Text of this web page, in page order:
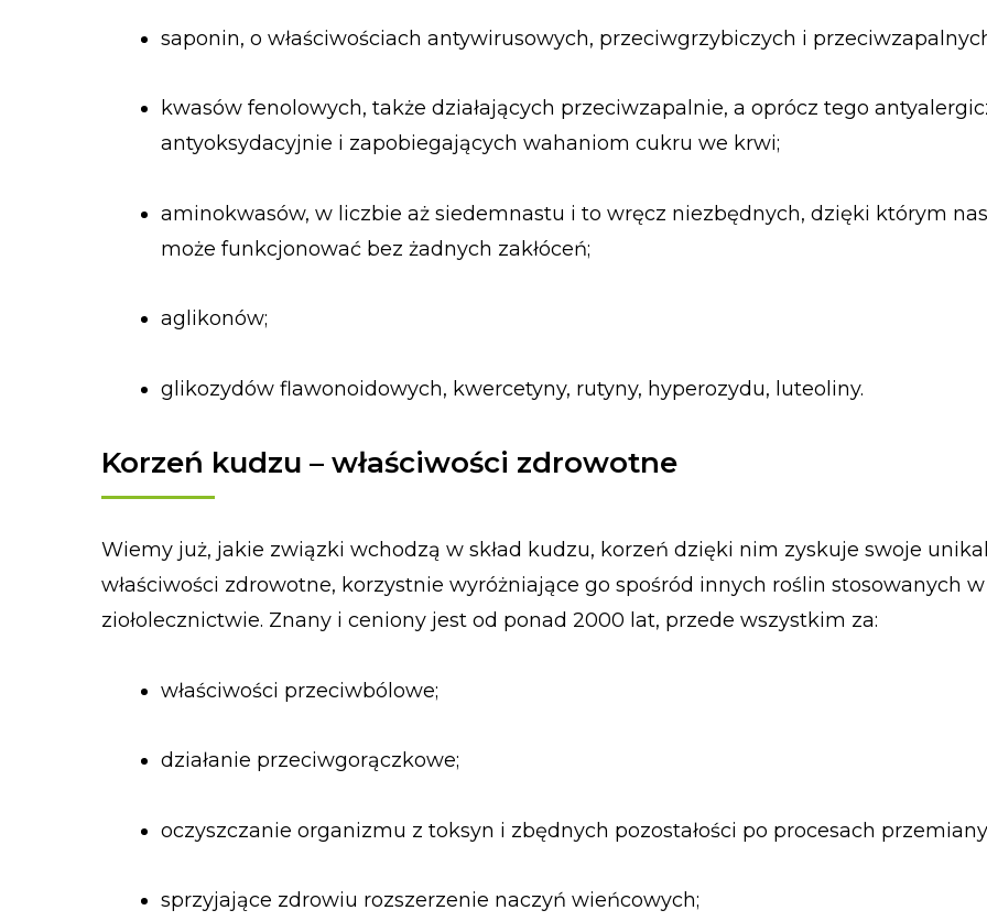
saponin, o właściwościach antywirusowych, przeciwgrzybiczych i
kwasów fenolowych, także działających przeciwzapalnie, a oprócz tego
antyoksydacyjnie i zapobiegających wahaniom cukru we krwi;
aminokwasów, w liczbie aż siedemnastu i to wręcz niezbędnych, dzięki którym
może funkcjonować bez żadnych zakłóceń;
aglikonów;
glikozydów flawonoidowych, kwercetyny, rutyny, hyperozydu, luteoliny.
Korzeń kudzu – właściwości zdrowotne
Wiemy już, jakie związki wchodzą w skład kudzu, korzeń dzięki nim zyskuje swoje
właściwości zdrowotne, korzystnie wyróżniające go spośród innych roślin stosowanych w
ziołolecznictwie. Znany i ceniony jest od ponad 2000 lat, przede wszystkim za:
właściwości przeciwbólowe;
działanie przeciwgorączkowe;
oczyszczanie organizmu z toksyn i zbędnych pozostałości po procesach
sprzyjające zdrowiu rozszerzenie naczyń wieńcowych;